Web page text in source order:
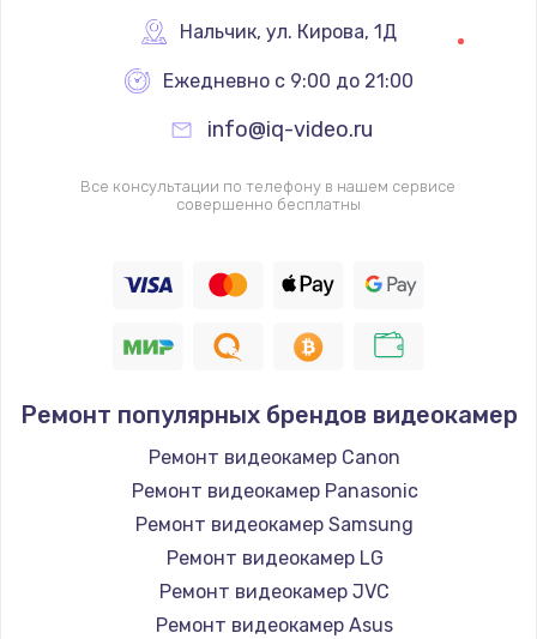
Нальчик, ул. Кирова, 1Д
Ежедневно с 9:00 до 21:00
info@iq-video.ru
Все консультации по телефону в нашем сервисе
совершенно бесплатны
Ремонт популярных брендов видеокамер
Ремонт видеокамер Canon
Ремонт видеокамер Panasonic
Ремонт видеокамер Samsung
Ремонт видеокамер LG
Ремонт видеокамер JVC
Ремонт видеокамер Asus